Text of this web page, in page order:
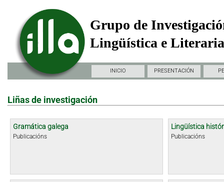
Grupo de
Lingüística e
INICIO PRESENTACIÓN
Liñas de investigación
Gramática galega
Publicacións
Lingüística
Publicacións